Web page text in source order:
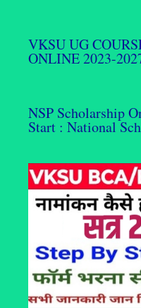
VKSU UG
ONLINE 2023-
NSP Scholarship
Start : National